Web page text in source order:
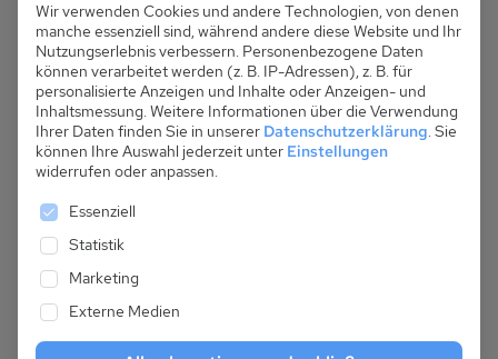
Wir verwenden Cookies und andere Technologien, von denen
manche essenziell sind, während andere diese Website und Ihr
Nutzungserlebnis verbessern. Personenbezogene Daten
können verarbeitet werden (z. B. IP-Adressen), z. B. für
personalisierte Anzeigen und Inhalte oder Anzeigen- und
Inhaltsmessung. Weitere Informationen über die Verwendung
Ihrer Daten finden Sie in unserer Datenschutzerklärung. Sie
können Ihre Auswahl jederzeit unter Einstellungen
widerrufen oder anpassen.
Es folgt eine Liste der Service-Gruppen, für die
Essenziell
Statistik
Marketing
Externe Medien